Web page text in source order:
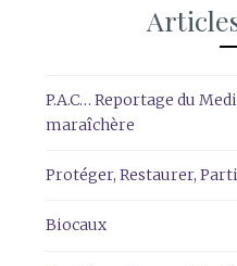
P.A.C… Reportage du
maraîchère
Protéger, Restaurer,
Biocaux